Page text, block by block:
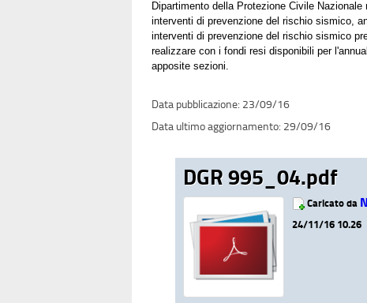
Dipartimento della Protezione Civile
interventi di prevenzione del rischio sismico,
interventi di prevenzione del rischio sismico
realizzare con i fondi resi disponibili per
apposite sezioni.
23/09/16
29/09/16
DGR 995_04.pdf
Caricato da
24/11/16 10.26